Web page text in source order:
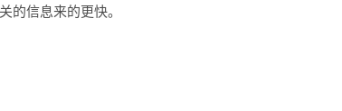
的信息来的更快。